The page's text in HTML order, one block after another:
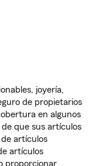
joyería,
de propietarios
en algunos
que sus artículos
artículos
artículos
proporcionar